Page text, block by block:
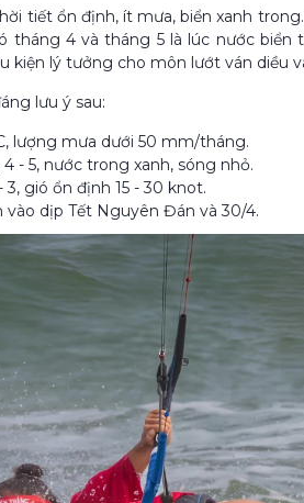
tiết ổn định, ít mưa, biển xanh
tháng 4 và tháng 5 là lúc nước
kiện lý tưởng cho môn lướt ván diều
lưu ý sau:
lượng mưa dưới 50 mm/tháng.
- 5, nước trong xanh, sóng nhỏ.
gió ổn định 15 - 30 knot.
dịp Tết Nguyên Đán và 30/4.